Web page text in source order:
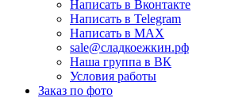
Написать в Вконтакте
Написать в Telegram
Написать в MAX
sale@сладкоежкин.рф
Наша группа в ВК
Условия работы
Заказ по фото